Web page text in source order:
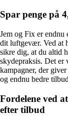
Spar penge på
Jem og Fix er endnu
dit luftgevær. Ved at
sikre dig, at du altid
skydepraksis. Det
kampagner, der
og endnu bedre
Fordelene ved
efter tilbud